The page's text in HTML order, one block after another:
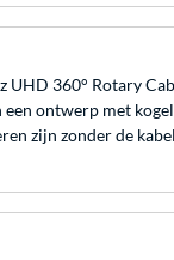
360° Rotary
ontwerp met
zijn zonder de